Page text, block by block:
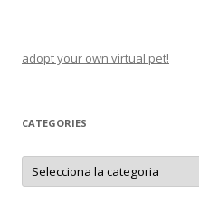
adopt your own virtual pet!
CATEGORIES
C
t